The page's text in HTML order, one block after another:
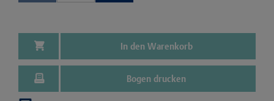
In den Warenkorb
Bogen drucken